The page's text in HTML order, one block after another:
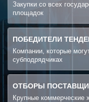
Закупки со всех
площадок
ПОБЕДИТЕЛИ
Компании, которые
субподрядчиках
ОТБОРЫ
Крупные коммерческие